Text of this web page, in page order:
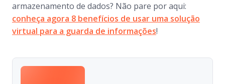
armazenamento de dados? Não pare por aqui:
conheça agora 8 benefícios de usar uma solução
virtual para a guarda de informações!